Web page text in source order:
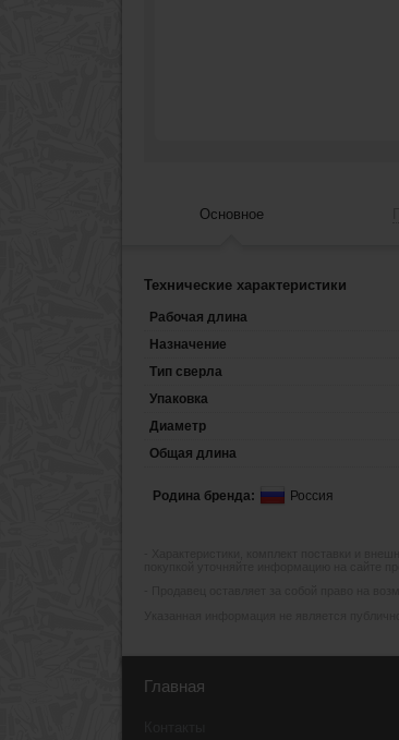
Основное
Технические характеристики
Рабочая длина
Назначение
Тип сверла
Упаковка
Диаметр
Общая длина
Родина бренда: Россия
Главная